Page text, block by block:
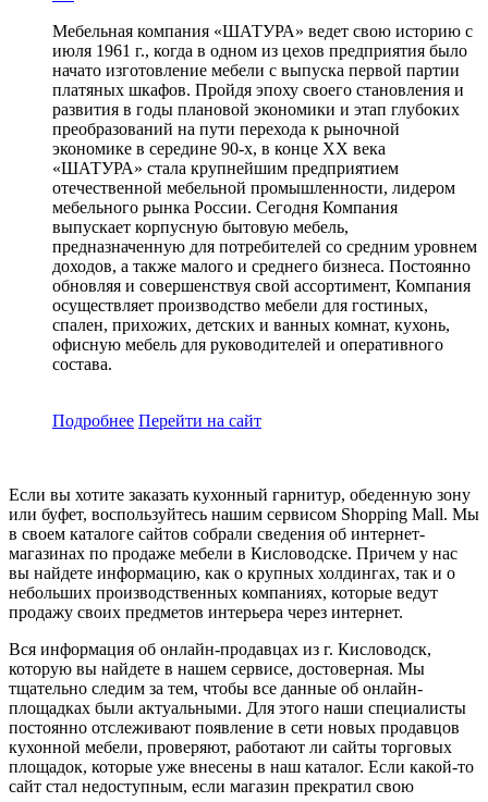
Мебельная компания «ШАТУРА» ведет свою историю с
июля 1961 г., когда в одном из цехов предприятия было
начато изготовление мебели с выпуска первой партии
платяных шкафов. Пройдя эпоху своего становления и
развития в годы плановой экономики и этап глубоких
преобразований на пути перехода к рыночной
экономике в середине 90-х, в конце XX века
«ШАТУРА» стала крупнейшим предприятием
отечественной мебельной промышленности, лидером
мебельного рынка России. Сегодня Компания
выпускает корпусную бытовую мебель,
предназначенную для потребителей со средним уровнем
доходов, а также малого и среднего бизнеса. Постоянно
обновляя и совершенствуя свой ассортимент, Компания
осуществляет производство мебели для гостиных,
спален, прихожих, детских и ванных комнат, кухонь,
офисную мебель для руководителей и оперативного
состава.
Подробнее Перейти на сайт
Если вы хотите заказать кухонный гарнитур, обеденную зону
или буфет, воспользуйтесь нашим сервисом Shopping Mall. Мы
в своем каталоге сайтов собрали сведения об интернет-
магазинах по продаже мебели в Кисловодске. Причем у нас
вы найдете информацию, как о крупных холдингах, так и о
небольших производственных компаниях, которые ведут
продажу своих предметов интерьера через интернет.
Вся информация об онлайн-продавцах из г. Кисловодск,
которую вы найдете в нашем сервисе, достоверная. Мы
тщательно следим за тем, чтобы все данные об онлайн-
площадках были актуальными. Для этого наши специалисты
постоянно отслеживают появление в сети новых продавцов
кухонной мебели, проверяют, работают ли сайты торговых
площадок, которые уже внесены в наш каталог. Если какой-то
сайт стал недоступным, если магазин прекратил свою